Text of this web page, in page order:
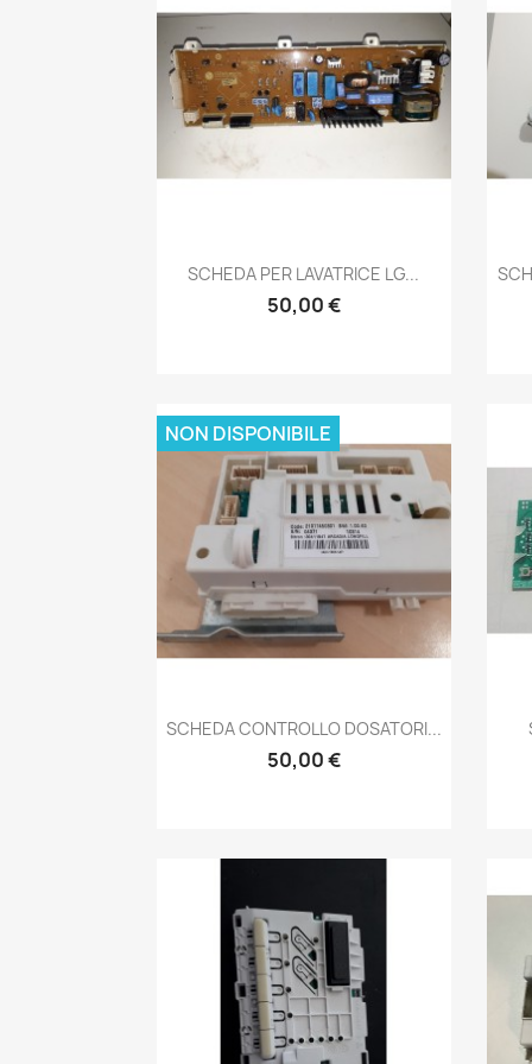
Anteprima
SCHEDA PER LAVATRICE LG...
50,00 €
Anteprima
SCHEDA CONTROLLO DOSATORI...
50,00 €
NON DISPONIBILE